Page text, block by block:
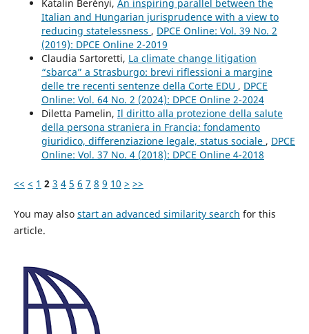
Katalin Berényi, An inspiring parallel between the
Italian and Hungarian jurisprudence with a view to
reducing statelessness , DPCE Online: Vol. 39 No. 2
(2019): DPCE Online 2-2019
Claudia Sartoretti, La climate change litigation
“sbarca” a Strasburgo: brevi riflessioni a margine
delle tre recenti sentenze della Corte EDU , DPCE
Online: Vol. 64 No. 2 (2024): DPCE Online 2-2024
Diletta Pamelin, Il diritto alla protezione della salute
della persona straniera in Francia: fondamento
giuridico, differenziazione legale, status sociale , DPCE
Online: Vol. 37 No. 4 (2018): DPCE Online 4-2018
<< < 1 2 3 4 5 6 7 8 9 10 > >>
You may also start an advanced similarity search for this
article.